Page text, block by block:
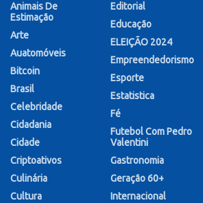
Animais De
Estimação
Arte
Auatomóveis
Bitcoin
Brasil
Celebridade
Cidadania
Cidade
Criptoativos
Culinária
Cultura
Editorial
Educação
ELEIÇÃO 2024
Empreendedorismo
Esporte
Estatistica
Fé
Futebol Com Pedro
Valentini
Gastronomia
Geração 60+
Internacional